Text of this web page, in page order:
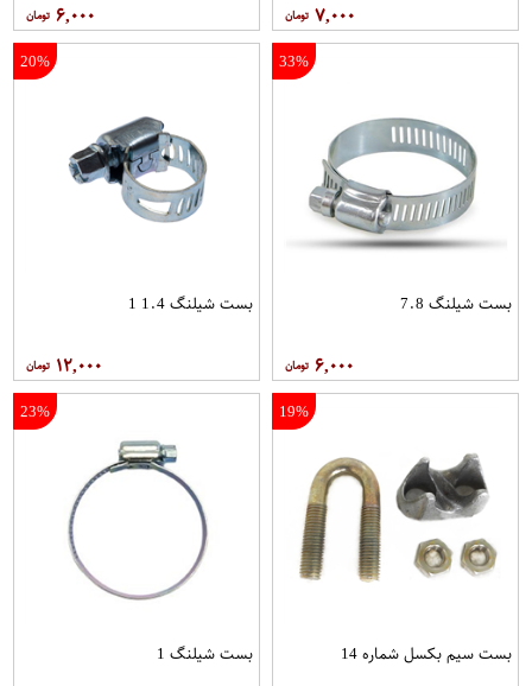
۷,۰۰۰ ۶,۰۰۰
33%
بست شیلنگ 7.8
۶,۰۰۰
20%
بست شیلنگ 1.4 1
۱۲,۰۰۰
19%
بست سیم بکسل شماره 14
23%
بست شیلنگ 1